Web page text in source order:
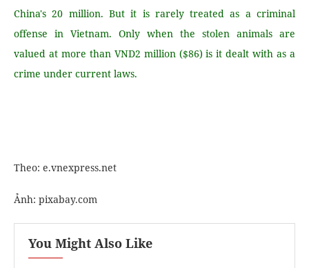
China's 20 million. But it is rarely treated as a criminal
offense in Vietnam. Only when the stolen animals are
valued at more than VND2 million ($86) is it dealt with as a
crime under current laws.
Theo: e.vnexpress.net
Ảnh: pixabay.com
You Might Also Like